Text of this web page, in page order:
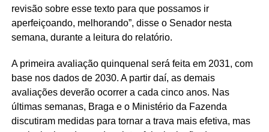
revisão sobre esse texto para que possamos ir
aperfeiçoando, melhorando”, disse o Senador nesta
semana, durante a leitura do relatório.
A primeira avaliação quinquenal será feita em 2031, com
base nos dados de 2030. A partir daí, as demais
avaliações deverão ocorrer a cada cinco anos. Nas
últimas semanas, Braga e o Ministério da Fazenda
discutiram medidas para tornar a trava mais efetiva, mas